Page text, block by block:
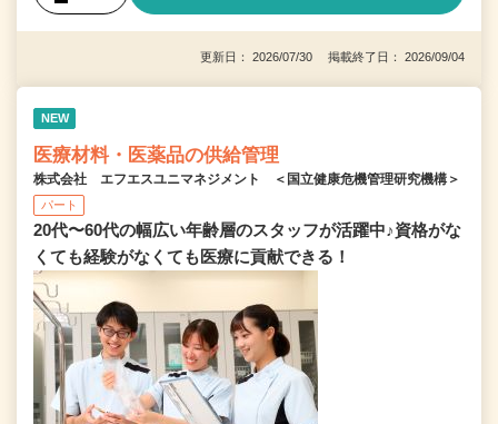
更新日： 2026/07/30 掲載終了日： 2026/09/04
NEW
医療材料・医薬品の供給管理
株式会社 エフエスユニマネジメント ＜国立健康危機管理研究機構＞
パート
20代〜60代の幅広い年齢層のスタッフが活躍中♪資格がな
くても経験がなくても医療に貢献できる！